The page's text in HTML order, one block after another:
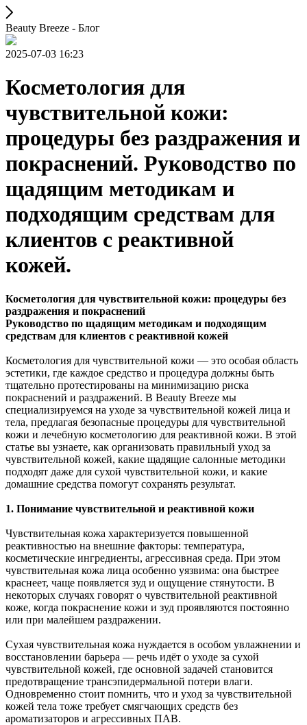
Beauty Breeze - Блог
2025-07-03 16:23
Косметология для
чувствительной кожи:
процедуры без раздражения и
покраснений. Руководство по
щадящим методикам и
подходящим средствам для
клиентов с реактивной
кожей.
Косметология для чувствительной кожи: процедуры без
раздражения и покраснений
Руководство по щадящим методикам и подходящим
средствам для клиентов с реактивной кожей
Косметология для чувствительной кожи — это особая область
эстетики, где каждое средство и процедура должны быть
тщательно протестированы на минимизацию риска
покраснений и раздражений. В Beauty Breeze мы
специализируемся на уходе за чувствительной кожей лица и
тела, предлагая безопасные процедуры для чувствительной
кожи и лечебную косметологию для реактивной кожи. В этой
статье вы узнаете, как организовать правильный уход за
чувствительной кожей, какие щадящие салонные методики
подходят даже для сухой чувствительной кожи, и какие
домашние средства помогут сохранять результат.
1. Понимание чувствительной и реактивной кожи
Чувствительная кожа характеризуется повышенной
реактивностью на внешние факторы: температура,
косметические ингредиенты, агрессивная среда. При этом
чувствительная кожа лица особенно уязвима: она быстрее
краснеет, чаще появляется зуд и ощущение стянутости. В
некоторых случаях говорят о чувствительной реактивной
коже, когда покраснение кожи и зуд проявляются постоянно
или при малейшем раздражении.
Сухая чувствительная кожа нуждается в особом увлажнении и
восстановлении барьера — речь идёт о уходе за сухой
чувствительной кожей, где основной задачей становится
предотвращение трансэпидермальной потери влаги.
Одновременно стоит помнить, что и уход за чувствительной
кожей тела тоже требует смягчающих средств без
ароматизаторов и агрессивных ПАВ.